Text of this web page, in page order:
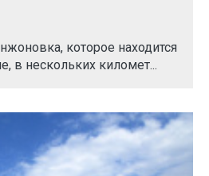
которое находится
в нескольких километ...